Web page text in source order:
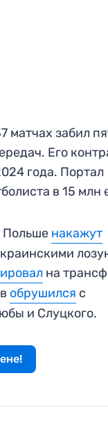
матчах забил
Его
года. Портал
в 15 млн
Польше накажут
на
обрушился с
и Слуцкого.